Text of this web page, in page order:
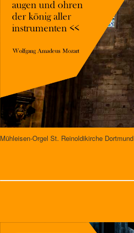
Mühleisen-Orgel St. Reinoldi­kirche Dortmund